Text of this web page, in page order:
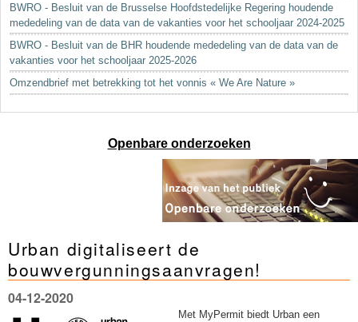
BWRO - Besluit van de Brusselse Hoofdstedelijke Regering houdende
mededeling van de data van de vakanties voor het schooljaar 2024-2025
BWRO - Besluit van de BHR houdende mededeling van de data van de
vakanties voor het schooljaar 2025-2026
Omzendbrief met betrekking tot het vonnis « We Are Nature »
Openbare onderzoeken
Urban digitaliseert de
bouwvergunningsaanvragen!
04-12-2020
Met MyPermit biedt Urban een